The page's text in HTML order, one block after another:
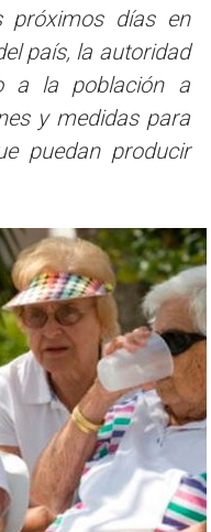
próximos días en
país, la autoridad
a la población a
y medidas para
puedan producir